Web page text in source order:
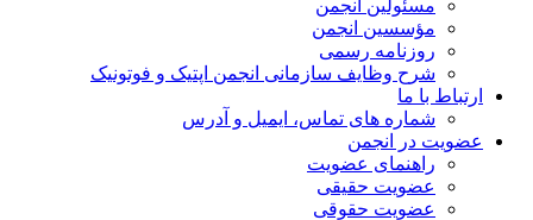
مسئولین انجمن
مؤسسین انجمن
روزنامه رسمی
شرح وظایف سازمانی انجمن اپتیک و فوتونیک
ارتباط با ما
شماره های تماس، ایمیل و آدرس
عضویت در انجمن
راهنمای عضویت
عضویت حقیقی
عضویت حقوقی